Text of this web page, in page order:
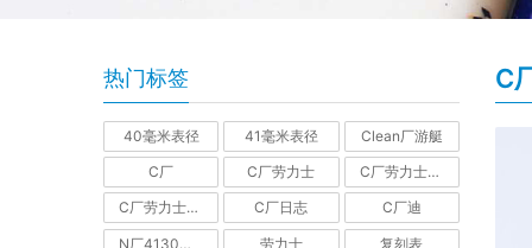
C
热门标签
40毫米表径 41毫米表径 Clean厂游艇
C厂 C厂劳力士 C厂劳力士GMT
C厂劳力士水鬼 C厂日志 C厂迪
N厂4130机芯迪通拿 劳力士 复刻表